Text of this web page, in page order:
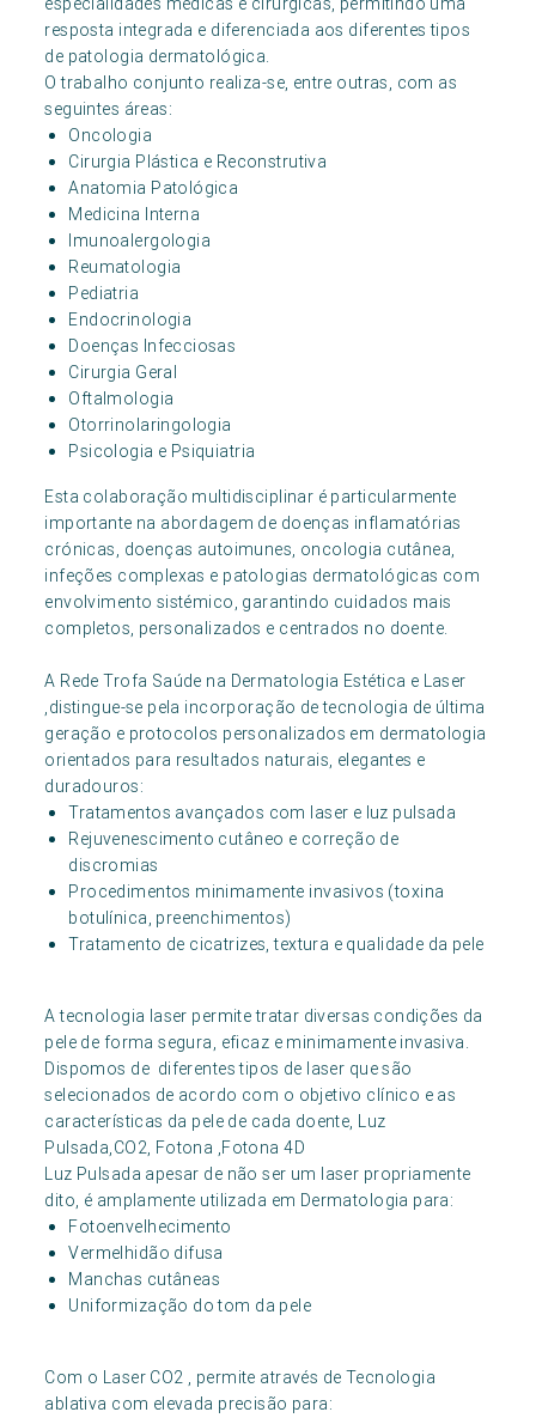
resposta integrada e diferenciada aos diferentes tipos
de patologia dermatológica.
O trabalho conjunto realiza-se, entre outras, com as
seguintes áreas:
Oncologia
Cirurgia Plástica e Reconstrutiva
Anatomia Patológica
Medicina Interna
Imunoalergologia
Reumatologia
Pediatria
Endocrinologia
Doenças Infecciosas
Cirurgia Geral
Oftalmologia
Otorrinolaringologia
Psicologia e Psiquiatria
Esta colaboração multidisciplinar é particularmente
importante na abordagem de doenças inflamatórias
crónicas, doenças autoimunes, oncologia cutânea,
infeções complexas e patologias dermatológicas com
envolvimento sistémico, garantindo cuidados mais
completos, personalizados e centrados no doente.
A Rede Trofa Saúde na Dermatologia Estética e Laser
,distingue-se pela incorporação de tecnologia de última
geração e protocolos personalizados em dermatologia
orientados para resultados naturais, elegantes e
duradouros:
Tratamentos avançados com laser e luz pulsada
Rejuvenescimento cutâneo e correção de
discromias
Procedimentos minimamente invasivos (toxina
botulínica, preenchimentos)
Tratamento de cicatrizes, textura e qualidade da pele
A tecnologia laser permite tratar diversas condições da
pele de forma segura, eficaz e minimamente invasiva.
Dispomos de diferentes tipos de laser que são
selecionados de acordo com o objetivo clínico e as
características da pele de cada doente, Luz
Pulsada,CO2, Fotona ,Fotona 4D
Luz Pulsada apesar de não ser um laser propriamente
dito, é amplamente utilizada em Dermatologia para:
Fotoenvelhecimento
Vermelhidão difusa
Manchas cutâneas
Uniformização do tom da pele
Com o Laser CO2 , permite através de Tecnologia
ablativa com elevada precisão para: